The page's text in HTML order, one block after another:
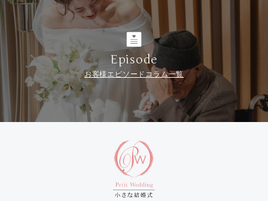
Episode
お客様エピソードコラム一覧